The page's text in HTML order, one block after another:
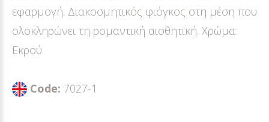
εφαρμογή. Διακοσμητικός φιόγκος στη μέση που
ολοκληρώνει τη ρομαντική αισθητική. Χρώμα:
Εκρού
Code: 7027-1